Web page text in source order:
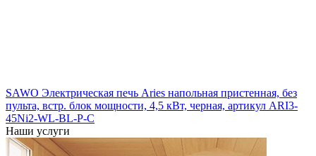
SAWO Электрическая печь Aries напольная пристенная, без
пульта, встр. блок мощности, 4,5 кВт, черная, артикул ARI3-
45Ni2-WL-BL-P-C
Наши услуги